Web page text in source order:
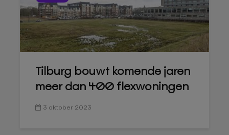
Tilburg bouwt komende jaren
meer dan 400 flexwoningen
3 oktober 2023